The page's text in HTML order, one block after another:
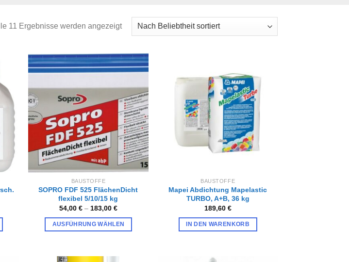
11 Ergebnisse werden angezeigtNach
Beliebtheit
Wunschliste
hinzufügen
BAUSTOFFE
SOPRO FDF 525 FlächenDicht
flexibel 5/10/15 kg
54,00 €– 183,00 €
AUSFÜHRUNG WÄHLEN
weist
Zur
Wunschliste
hinzufügen
BAUSTOFFE
Mapei Abdichtung Mapelastic
TURBO, A+B, 36 kg
189,60 €
IN DEN WARENKORB